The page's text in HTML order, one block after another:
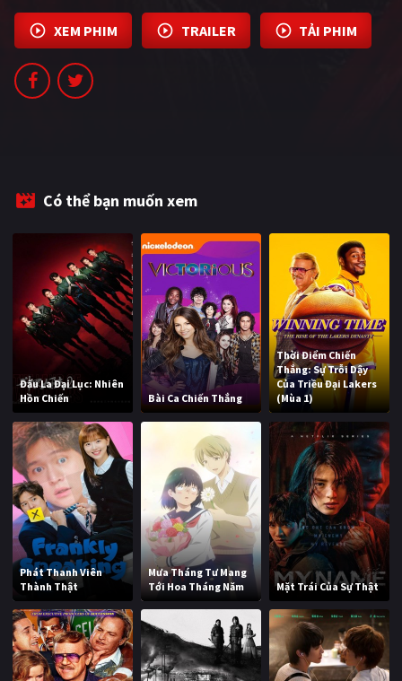
BLOG
XEM PHIM TRAILER TẢI PHIM
Có thể bạn muốn xem
Đấu La Đại Lục: Nhiên
Hồn Chiến
Bài Ca Chiến Thắng
Thời Điểm Chiến
Thắng: Sự Trỗi Dậy
Của Triều Đại Lakers
(Mùa 1)
Phát Thanh Viên
Thành Thật
Mưa Tháng Tư Mang
Tới Hoa Tháng Năm
Mặt Trái Của Sự Thật